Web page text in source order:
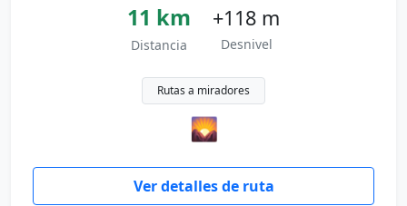
11 km
Distancia
+118 m
Desnivel
Rutas a miradores
🌄
Ver detalles de ruta